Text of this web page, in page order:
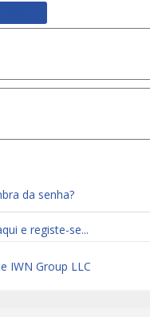
da senha?
e registe-se...